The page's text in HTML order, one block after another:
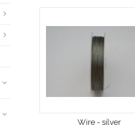
Wire - silver